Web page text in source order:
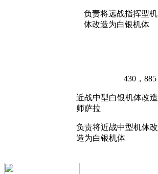
负责将远战指挥型机
体改造为白银机体
430，885
近战中型白银机体改造
师萨拉
负责将近战中型机体改
造为白银机体